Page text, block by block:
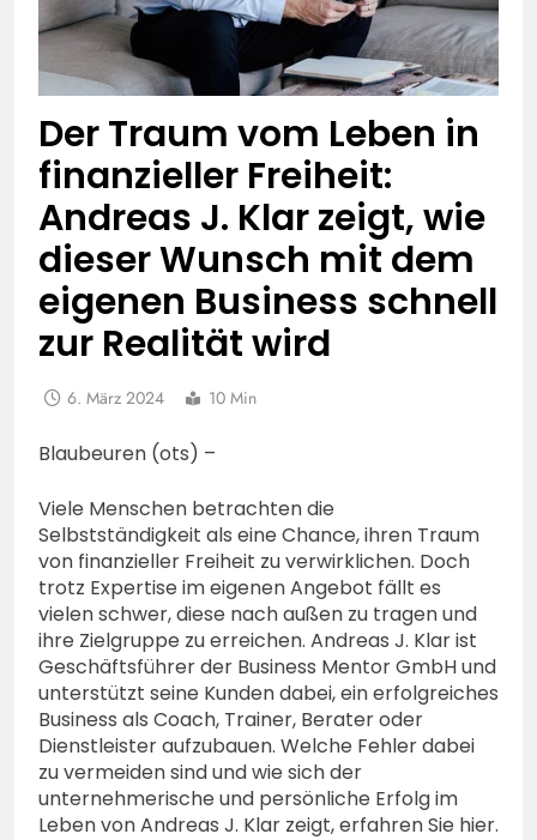
Der Traum vom Leben in
finanzieller Freiheit:
Andreas J. Klar zeigt, wie
dieser Wunsch mit dem
eigenen Business schnell
zur Realität wird
6. März 2024 10 Min
Blaubeuren (ots) –
Viele Menschen betrachten die
Selbstständigkeit als eine Chance, ihren Traum
von finanzieller Freiheit zu verwirklichen. Doch
trotz Expertise im eigenen Angebot fällt es
vielen schwer, diese nach außen zu tragen und
ihre Zielgruppe zu erreichen. Andreas J. Klar ist
Geschäftsführer der Business Mentor GmbH und
unterstützt seine Kunden dabei, ein erfolgreiches
Business als Coach, Trainer, Berater oder
Dienstleister aufzubauen. Welche Fehler dabei
zu vermeiden sind und wie sich der
unternehmerische und persönliche Erfolg im
Leben von Andreas J. Klar zeigt, erfahren Sie hier.